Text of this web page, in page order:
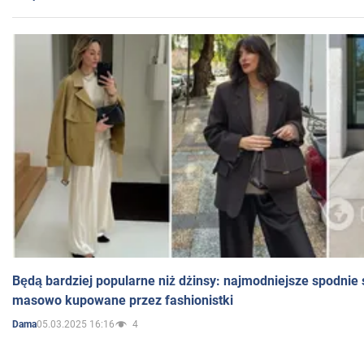
Będą bardziej popularne niż dżinsy: najmodniejsze spodnie
masowo kupowane przez fashionistki
Dama05.03.2025 16:16 4